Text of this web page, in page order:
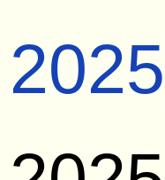
2025